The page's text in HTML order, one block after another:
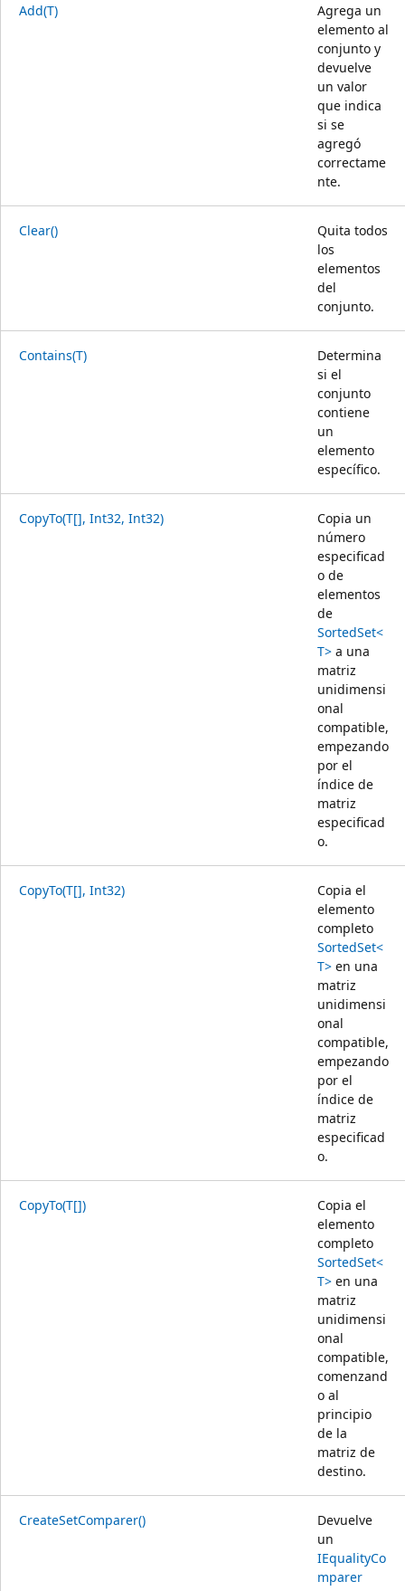
Add(T)
Agrega un
elemento al
conjunto y
devuelve
un valor
que indica
si se
agregó
correctame
nte.
Clear()
Quita todos
los
elementos
del
conjunto.
Contains(T)
Determina
si el
conjunto
contiene
un
elemento
específico.
CopyTo(T[], Int32, Int32)
Copia un
número
especificad
o de
elementos
de
SortedSet<
T> a una
matriz
unidimensi
onal
compatible,
empezando
por el
índice de
matriz
especificad
o.
CopyTo(T[], Int32)
Copia el
elemento
completo
SortedSet<
T> en una
matriz
unidimensi
onal
compatible,
empezando
por el
índice de
matriz
especificad
o.
CopyTo(T[])
Copia el
elemento
completo
SortedSet<
T> en una
matriz
unidimensi
onal
compatible,
comenzand
o al
principio
de la
matriz de
destino.
CreateSetComparer()
Devuelve
un
IEqualityCo
mparer